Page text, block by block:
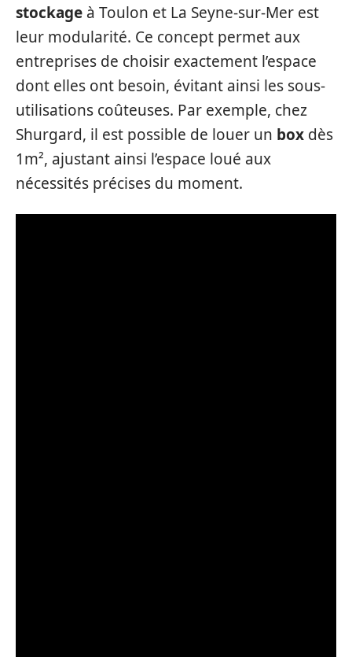
stockage à Toulon et La Seyne-sur-Mer est
leur modularité. Ce concept permet aux
entreprises de choisir exactement l’espace
dont elles ont besoin, évitant ainsi les sous-
utilisations coûteuses. Par exemple, chez
Shurgard, il est possible de louer un box dès
1m², ajustant ainsi l’espace loué aux
nécessités précises du moment.